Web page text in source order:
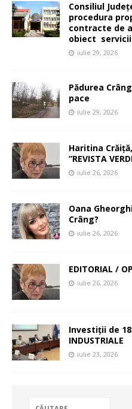
Consiliul
procedura
contracte de
obiect
iulie 29, 2026
Pădurea
pace
iulie 29, 2026
Haritina
”REVISTA
iulie 26, 2026
Oana
Crâng?
iulie 26, 2026
EDITORIAL /
iulie 26, 2026
Investiții de 18
INDUSTRIALE
iulie 23, 2026